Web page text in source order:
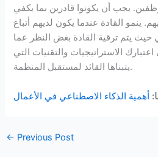
يجب أن يكونوا قادرين بما يكفي
ينمو القادة عندما يكون لديهم أتباع
حيث يتم ترقية القادة بغض النظر عما
الاستراتيجيات والتقنيات التي
يتبناها القائد لمستقبل المنظمة.
أهمية الذكاء الاصطناعي في الأعمال
← Previous Post